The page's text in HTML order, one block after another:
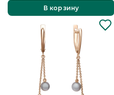
В корзину